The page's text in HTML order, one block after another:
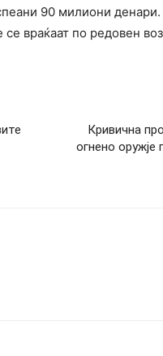
90 милиони
враќаат по редовен
Кривична
огнено оружје